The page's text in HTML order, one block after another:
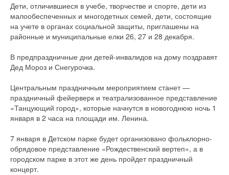
Дети, отличившиеся в учебе, творчестве и спорте, дети из
малообеспеченных и многодетных семей, дети, состоящие
на учете в органах социальной защиты, приглашены на
районные и муниципальные елки 26, 27 и 28 декабря.
В предпраздничные дни детей-инвалидов на дому поздравят
Дед Мороз и Снегурочка.
Центральным праздничным мероприятием станет —
праздничный фейерверк и театрализованное представление
«Танцующий город», которые начнутся в новогоднюю ночь 1
января в 2 часа на площади им. Ленина.
7 января в Детском парке будет организовано фольклорно-
обрядовое представление «Рождественский вертеп», а в
городском парке в этот же день пройдет праздничный
концерт.